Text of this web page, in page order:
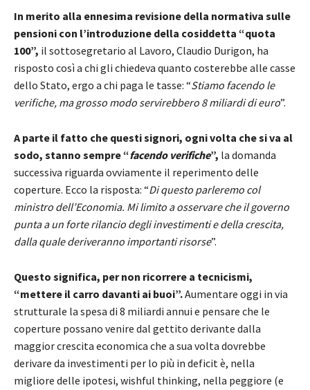
In merito alla ennesima revisione della normativa sulle
pensioni con l’introduzione della cosiddetta “quota
100”, il sottosegretario al Lavoro, Claudio Durigon, ha
risposto così a chi gli chiedeva quanto costerebbe alle casse
dello Stato, ergo a chi paga le tasse: “Stiamo facendo le
verifiche, ma grosso modo servirebbero 8 miliardi di euro”.
A parte il fatto che questi signori, ogni volta che si va al
sodo, stanno sempre “facendo verifiche”, la domanda
successiva riguarda ovviamente il reperimento delle
coperture. Ecco la risposta: “Di questo parleremo col
ministro dell’Economia. Mi limito a osservare che il governo
punta a un forte rilancio degli investimenti e della crescita,
dalla quale deriveranno importanti risorse”.
Questo significa, per non ricorrere a tecnicismi,
“mettere il carro davanti ai buoi”.Aumentare oggi in via
strutturale la spesa di 8 miliardi annui e pensare che le
coperture possano venire dal gettito derivante dalla
maggior crescita economica che a sua volta dovrebbe
derivare da investimenti per lo più in deficit è, nella
migliore delle ipotesi, wishful thinking, nella peggiore (e